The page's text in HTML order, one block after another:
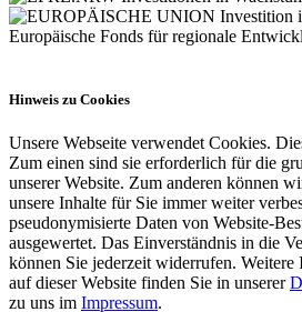
Hinweis zu Cookies
Unsere Webseite verwendet Cookies.
Zum einen sind sie erforderlich für die
unserer Website. Zum anderen können
unsere Inhalte für Sie immer weiter
pseudonymisierte Daten von Website-
ausgewertet. Das Einverständnis in die
können Sie jederzeit widerrufen.
auf dieser Website finden Sie in unserer
zu uns im Impressum.